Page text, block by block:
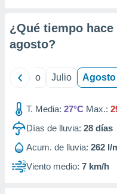
e
mediante
publicidad
publicidad
de
1199
¿Qué tiempo
agosto?
Junio Julio Agosto
T. Media: 27°C Max.:
Días de lluvia: 28 días
Acum. de lluvia: 262 l/
Viento medio: 7 km/h